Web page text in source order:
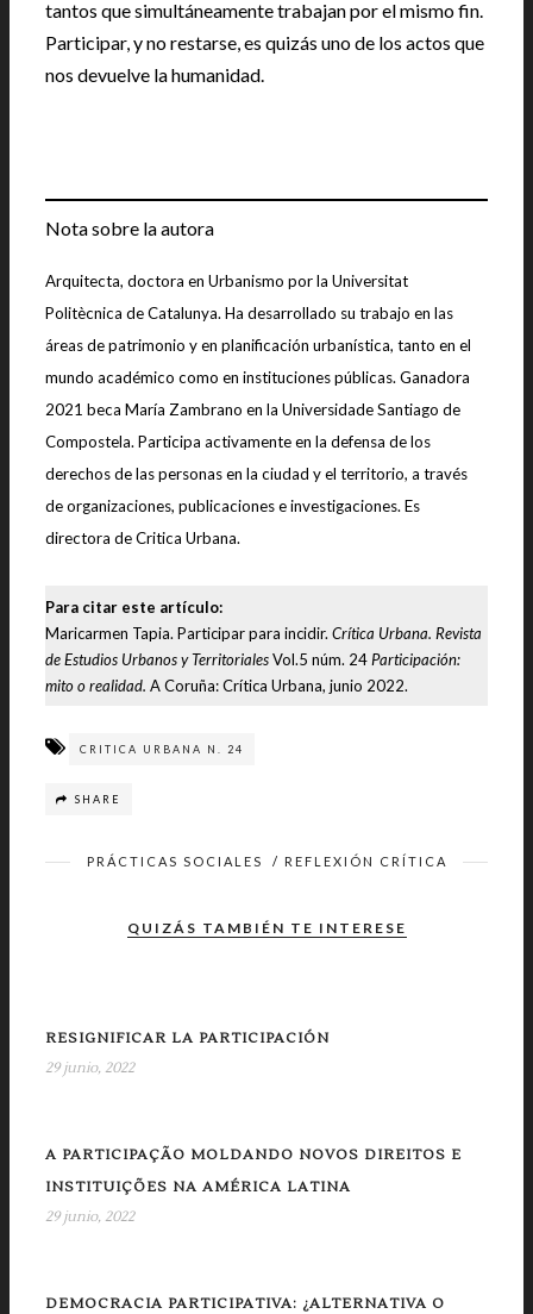
tantos que simultáneamente trabajan por el mismo fin.
Participar, y no restarse, es quizás uno de los actos que
nos devuelve la humanidad.
Nota sobre la autora
Arquitecta, doctora en Urbanismo por la Universitat
Politècnica de Catalunya. Ha desarrollado su trabajo en las
áreas de patrimonio y en planificación urbanística, tanto en el
mundo académico como en instituciones públicas. Ganadora
2021 beca María Zambrano en la Universidade Santiago de
Compostela. Participa activamente en la defensa de los
derechos de las personas en la ciudad y el territorio, a través
de organizaciones, publicaciones e investigaciones. Es
directora de Critica Urbana.
Para citar este artículo:
Maricarmen Tapia. Participar para incidir. Crítica Urbana. Revista
de Estudios Urbanos y TerritorialesVol.5 núm. 24 Participación:
mito o realidad. A Coruña: Crítica Urbana, junio 2022.
CRITICA URBANA N. 24
SHARE
PRÁCTICAS SOCIALES / REFLEXIÓN CRÍTICA
QUIZÁS TAMBIÉN TE INTERESE
RESIGNIFICAR LA PARTICIPACIÓN
29 junio, 2022
A PARTICIPAÇÃO MOLDANDO NOVOS DIREITOS E
INSTITUIÇÕES NA AMÉRICA LATINA
29 junio, 2022
DEMOCRACIA PARTICIPATIVA: ¿ALTERNATIVA O